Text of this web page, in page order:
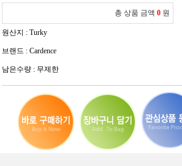
총 상품 금액 0 원
원산지 : Turky
브랜드 : Cardence
남은수량 : 무제한